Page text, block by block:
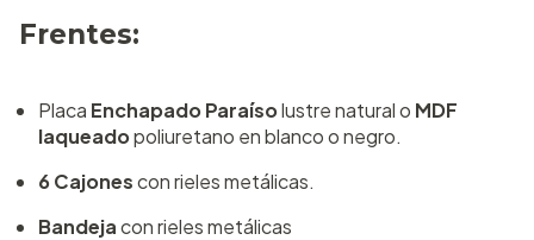
Frentes:
Placa Enchapado Paraísolustre natural o MDF
laqueadopoliuretano en blanco o negro.
6 Cajonescon rieles metálicas.
Bandejacon rieles metálicas